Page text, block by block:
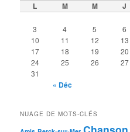
L M M J
3
4 5 6
10
11 12 13
17
18 19 20
24
25 26 27
31
« Déc
NUAGE DE MOTS-CLÉS